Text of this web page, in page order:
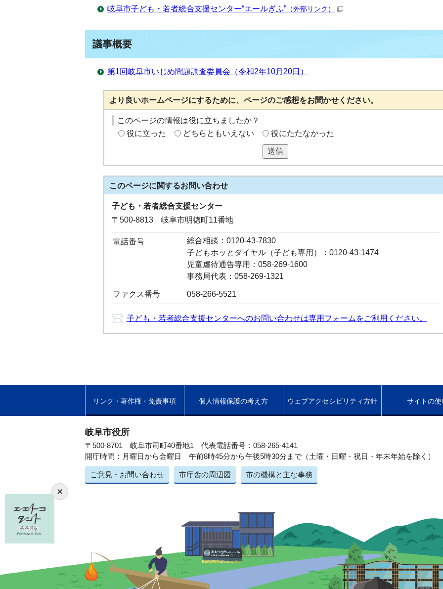
岐阜市子ども・若者総合支援センター“エールぎふ” （外部リンク）
議事概要
第1回岐阜市いじめ問題調査委員会（令和2年10月20日）
より良いホームページにするために、ページのご感想をお聞かせください。
このページの情報は役に立ちましたか？
役に立った
どちらともいえない 役にたたなかった
送信
このページに関するお問い合わせ
子ども・若者総合支援センター
〒500-8813 岐阜市明徳町11番地
電話番号
総合相談：0120-43-7830
子どもホッとダイヤル（子ども専用）：0120-43-1474
児童虐待通告専用：058-269-1600
事務局代表：058-269-1321
ファクス番号 058-266-5521
子ども・若者総合支援センターへのお問い合わせは専用フォームをご利用ください。
リンク・著作権・免責事項 個人情報保護の考え方 ウェブアクセシビリティ方針 サイトの使
岐阜市役所
〒500-8701 岐阜市司町40番地1 代表電話番号：058-265-4141
開庁時間：月曜日から金曜日 午前8時45分から午後5時30分まで（土曜・日曜・祝日・年末年始を除く）
ご意見・お問い合わせ 市庁舎の周辺図 市の機構と主な事務